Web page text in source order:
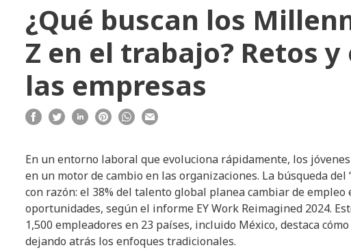
¿Qué buscan los
Z en el trabajo? Retos
las empresas
En un entorno laboral que evoluciona rápidamente, los
en un motor de cambio en las organizaciones. La búsqueda
con razón: el 38% del talento global planea cambiar de
oportunidades, según el informe EY Work Reimagined 2024.
1,500 empleadores en 23 países, incluido México, destaca
dejando atrás los enfoques tradicionales.